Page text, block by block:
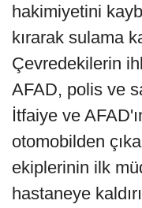
hakimiyetini
kırarak sulama
Çevredekilerin
AFAD, polis ve
İtfaiye ve
otomobilden
ekiplerinin ilk
hastaneye